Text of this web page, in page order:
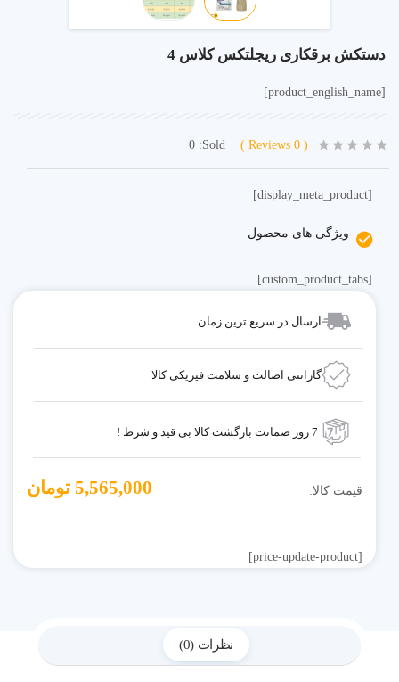
دستکش برقکاری ریجلتکس کلاس 4
[product_english_name]
0
Sold:
0
[display_meta_product]
ویژگی های محصول
[custom_product_tabs]
ارسال در سریع ترین زمان
گارانتی اصالت و سلامت فیزیکی کالا
7 روز ضمانت بازگشت کالا بی قید و شرط !
قیمت کالا: 5,565,000 تومان
[price-update-product]
نظرات (0)